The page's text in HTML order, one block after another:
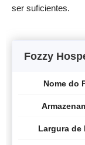
ser suficientes.
Fozzy
Nome do
Largura de